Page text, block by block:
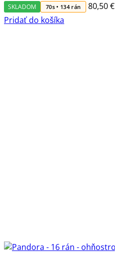
SKLADOM 70s • 134 rán 80,50€
Pridať do košíka